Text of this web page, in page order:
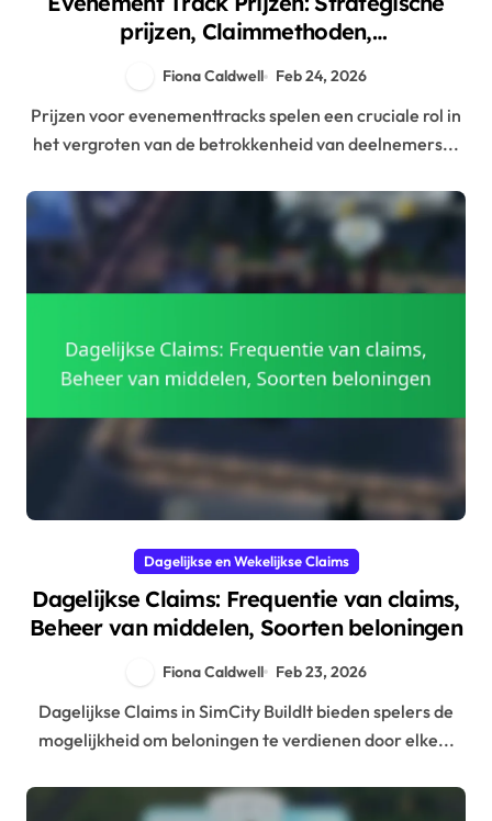
prijzen, Claimmethoden,
Fiona Caldwell Feb 24, 2026
Prijzen voor evenementtracks spelen een cruciale rol in
het vergroten van de betrokkenheid van deelnemers...
Dagelijkse en Wekelijkse Claims
Dagelijkse Claims: Frequentie van claims,
Beheer van middelen, Soorten beloningen
Fiona Caldwell Feb 23, 2026
Dagelijkse Claims in SimCity BuildIt bieden spelers de
mogelijkheid om beloningen te verdienen door elke...